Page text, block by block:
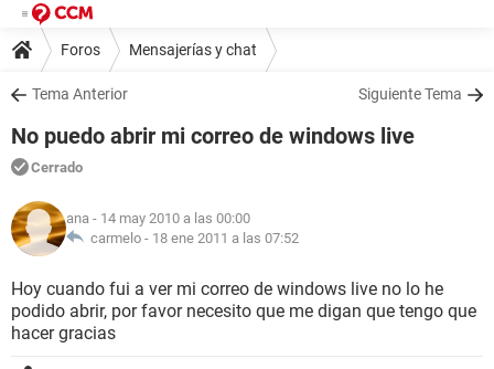
Foros Mensajerías y chat
Tema Anterior Siguiente Tema
No puedo abrir mi correo de windows live
Cerrado
ana - 14 may 2010 a las 00:00
carmelo - 18 ene 2011 a las 07:52
Hoy cuando fui a ver mi correo de windows live no lo he
podido abrir, por favor necesito que me digan que tengo que
hacer gracias